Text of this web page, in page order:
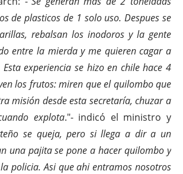
de plasticos de 1 solo uso. Despues se
rebalsan los inodoros y la gente
entre la mierda y me quieren cagar a
experiencia se hizo en chile hace 4
los frutos: miren que el quilombo que
misión desde esta secretaría, chuzar a
explota."- indicó el ministro y
se queja, pero si llega a dir a un
una pajita se pone a hacer quilombo y
policia. Asi que ahi entramos nosotros